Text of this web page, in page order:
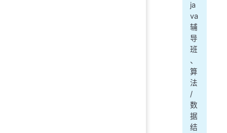
ja
va
辅
导
班
、
算
法
/
数
据
结